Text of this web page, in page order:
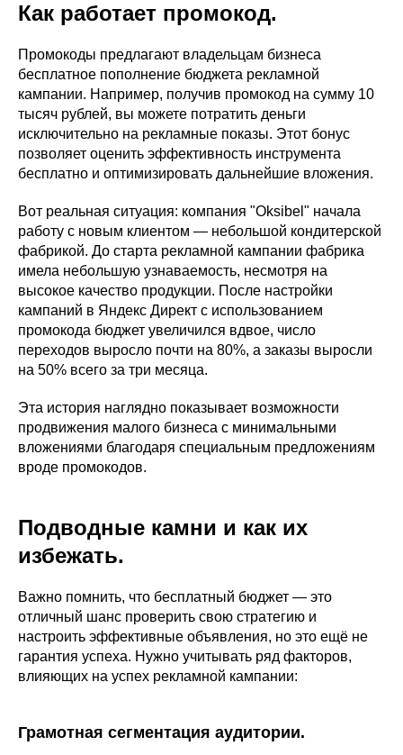
Как работает промокод.
Промокоды предлагают владельцам бизнеса
бесплатное пополнение бюджета рекламной
кампании. Например, получив промокод на сумму 10
тысяч рублей, вы можете потратить деньги
исключительно на рекламные показы. Этот бонус
позволяет оценить эффективность инструмента
бесплатно и оптимизировать дальнейшие вложения.
Вот реальная ситуация: компания "Oksibel" начала
работу с новым клиентом — небольшой кондитерской
фабрикой. До старта рекламной кампании фабрика
имела небольшую узнаваемость, несмотря на
высокое качество продукции. После настройки
кампаний в Яндекс Директ с использованием
промокода бюджет увеличился вдвое, число
переходов выросло почти на 80%, а заказы выросли
на 50% всего за три месяца.
Эта история наглядно показывает возможности
продвижения малого бизнеса с минимальными
вложениями благодаря специальным предложениям
вроде промокодов.
Подводные камни и как их
избежать.
Важно помнить, что бесплатный бюджет — это
отличный шанс проверить свою стратегию и
настроить эффективные объявления, но это ещё не
гарантия успеха. Нужно учитывать ряд факторов,
влияющих на успех рекламной кампании:
Грамотная сегментация аудитории.